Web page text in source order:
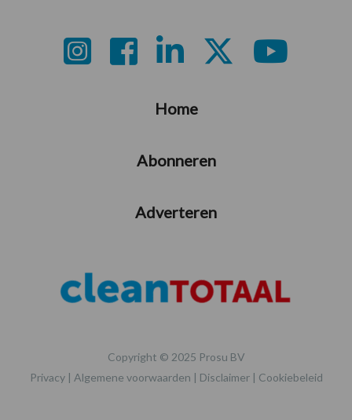
Home
Abonneren
Adverteren
Copyright © 2025 Prosu BV
Privacy| Algemene voorwaarden | Disclaimer| Cookiebeleid